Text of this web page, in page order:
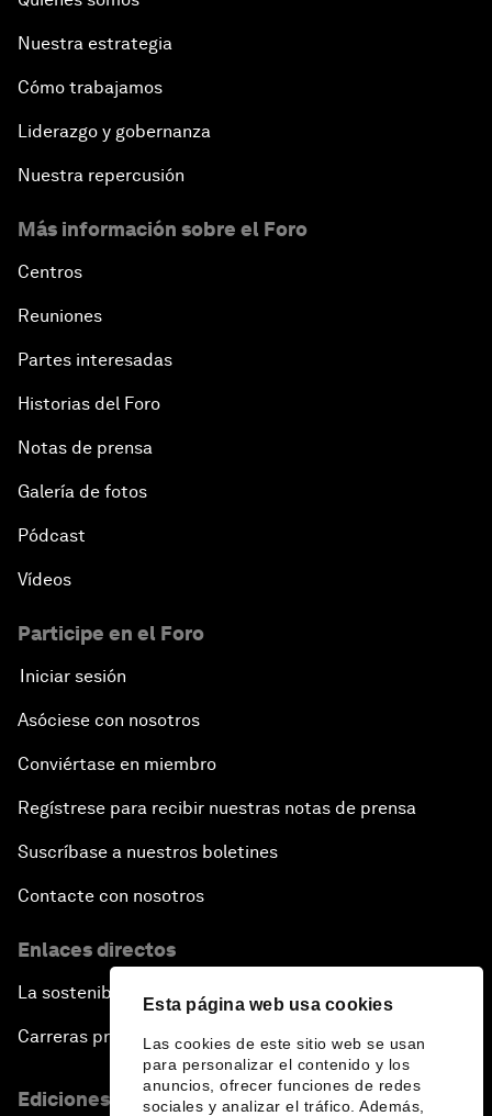
Esta página web usa cookies
Las cookies de este sitio web se usan
para personalizar el contenido y los
anuncios, ofrecer funciones de redes
sociales y analizar el tráfico. Además,
Nuestra estrategia
Cómo trabajamos
Liderazgo y gobernanza
Nuestra repercusión
Más información sobre el Foro
Centros
Reuniones
Partes interesadas
Historias del Foro
Notas de prensa
Galería de fotos
Pódcast
Vídeos
Participe en el Foro
Iniciar sesión
Asóciese con nosotros
Conviértase en miembro
Regístrese para recibir nuestras notas de prensa
Suscríbase a nuestros boletines
Contacte con nosotros
Enlaces directos
La sostenibilidad en el Foro
Carreras profesionales
Ediciones en otros idiomas